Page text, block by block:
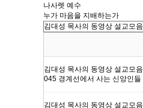
나사렛 예수
누가 마음을 지배하는가
김대성 목사의 동영상 설교모음
045 경계선에서 사는 신앙인들
김대성 목사의 동영상 설교모음